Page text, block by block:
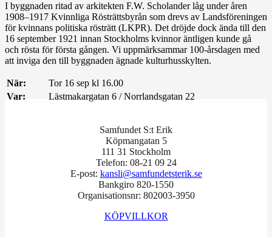
I byggnaden ritad av arkitekten F.W. Scholander låg under åren
1908–1917 Kvinnliga Rösträttsbyrån som drevs av Landsföreningen
för kvinnans politiska rösträtt (LKPR). Det dröjde dock ända till den
16 september 1921 innan Stockholms kvinnor äntligen kunde gå
och rösta för första gången. Vi uppmärksammar 100-årsdagen med
att inviga den till byggnaden ägnade kulturhusskylten.
När:
Tor 16 sep kl 16.00
Var:
Lästmakargatan 6 / Norrlandsgatan 22
Samfundet S:t Erik
Köpmangatan 5
111 31 Stockholm
Telefon: 08-21 09 24
E-post: kansli@samfundetsterik.se
Bankgiro 820-1550
Organisationsnr: 802003-3950
KÖPVILLKOR